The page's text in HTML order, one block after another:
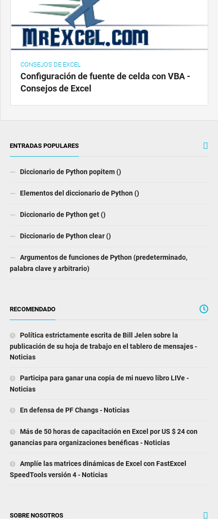
CONSEJOS DE EXCEL
Configuración de fuente de celda con VBA -
Consejos de Excel
ENTRADAS POPULARES
Diccionario de Python popitem ()
Elementos del diccionario de Python ()
Diccionario de Python get ()
Diccionario de Python clear ()
Argumentos de funciones de Python (predeterminado,
palabra clave y arbitrario)
RECOMENDADO
Política estrictamente escrita de Bill Jelen sobre la
publicación de su hoja de trabajo en el tablero de mensajes -
Noticias
Participa para ganar una copia de mi nuevo libro LIVe -
Noticias
En defensa de PF Changs - Noticias
Más de 50 horas de capacitación en Excel por US $ 24 con
ganancias para organizaciones benéficas - Noticias
Amplíe las matrices dinámicas de Excel con FastExcel
SpeedTools versión 4 - Noticias
SOBRE NOSOTROS